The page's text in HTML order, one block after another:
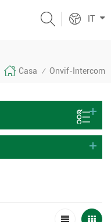
IT
Casa / Onvif-Intercom